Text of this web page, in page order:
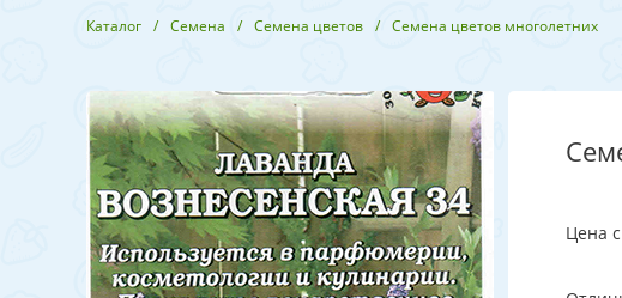
Каталог Семена Семена цветов Семена цветов многолетних
Цена